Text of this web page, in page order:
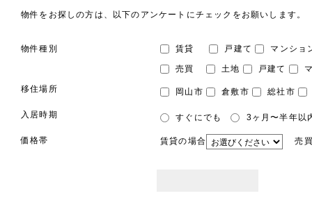
物件をお探しの方は、以下のアンケートにチェックをお願いします。
物件種別 賃貸 戸建て マンショ
売買 土地 戸建て
移住場所 岡山市 倉敷市 総社市
入居時期 すぐにでも 3ヶ月〜半年以
価格帯 賃貸の場合 売買